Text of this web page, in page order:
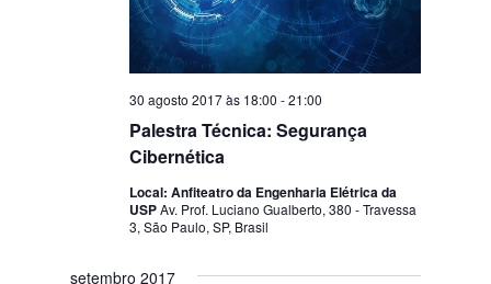
Palestra Técnica: Segurança
Cibernética
30 agosto 2017 às 18:00 -21:00
Local: Anfiteatro da Engenharia Elétrica da
USPAv. Prof. Luciano Gualberto, 380 - Travessa
3, São Paulo, SP, Brasil
setembro 2017